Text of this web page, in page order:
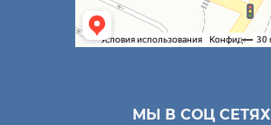
МЫ В СОЦ СЕТЯХ